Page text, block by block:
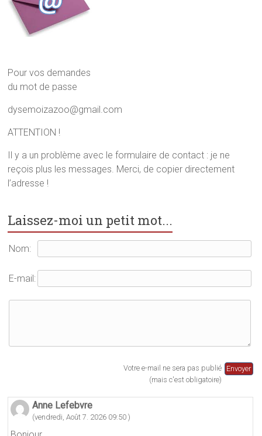
Pour vos demandes
du mot de passe
dysemoizazoo@gmail.com
ATTENTION !
Il y a un problème avec le formulaire de contact : je ne
reçois plus les messages. Merci, de copier directement
l’adresse !
Laissez-moi un petit mot...
Nom:
E-mail:
Votre e-mail ne sera pas publié
(mais c'est obligatoire)
Anne Lefebvre
(vendredi, Août 7. 2026 09:50 )